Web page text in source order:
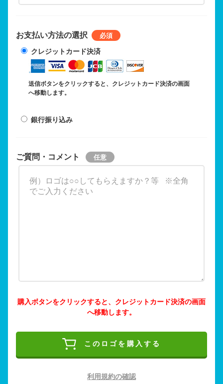
お支払い方法の選択
クレジットカード決済
送信ボタンをクリックすると、クレジットカード決済の画面
へ移動します。
銀行振り込み
ご質問・コメント
購入ボタンをクリックすると、クレジットカード決済の画面
へ移動します。
このロゴを購入する
利用規約の確認